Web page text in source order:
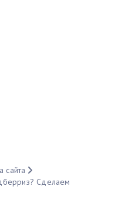
сайта
Сделаем